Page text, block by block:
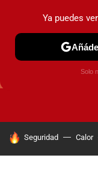
GUÍAS DE COMPRA
HOY SE HABLA DE
Seguridad Calor
Ya puedes
Solo